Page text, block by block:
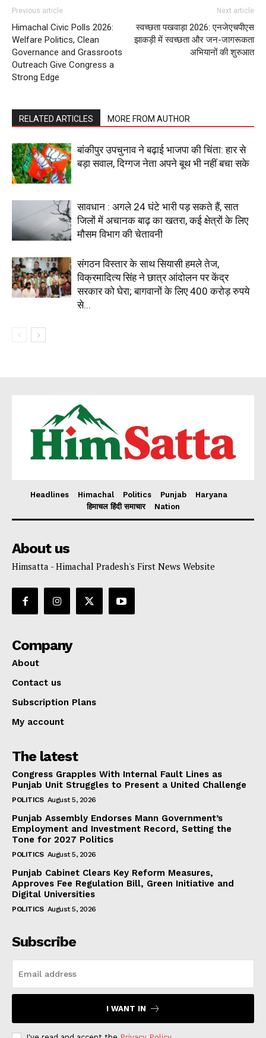
Previous article
Himachal Civic Polls 2026:
Welfare Politics, Clean
Governance and Grassroots
Outreach Give Congress a
Strong Edge
Next article
स्वच्छता पखवाड़ा 2026: एनजेएचपीएस
झाकड़ी में स्वच्छता और जन-जागरूकता
अभियानों की शुरुआत
RELATED ARTICLES MORE FROM AUTHOR
बांकीपुर उपचुनाव ने बढ़ाई भाजपा की चिंता: हार से
बड़ा सवाल, दिग्गज नेता अपने बूथ भी नहीं बचा सके
सावधान : अगले 24 घंटे भारी पड़ सकते हैं, सात
जिलों में अचानक बाढ़ का खतरा, कई क्षेत्रों के लिए
मौसम विभाग की चेतावनी
संगठन विस्तार के साथ सियासी हमले तेज,
विक्रमादित्य सिंह ने छात्र आंदोलन पर केंद्र
सरकार को घेरा; बागवानों के लिए 400 करोड़ रुपये
से...
Headlines Himachal Politics Punjab
Haryana
हिमाचल हिंदी समाचार
Nation
About us
Himsatta - Himachal Pradesh's First News Website
Company
About
Contact us
Subscription Plans
My account
The latest
Congress Grapples With Internal Fault Lines as
Punjab Unit Struggles to Present a United Challenge
POLITICS August 5, 2026
Punjab Assembly Endorses Mann Government’s
Employment and Investment Record, Setting the
Tone for 2027 Politics
POLITICS August 5, 2026
Punjab Cabinet Clears Key Reform Measures,
Approves Fee Regulation Bill, Green Initiative and
Digital Universities
POLITICS August 5, 2026
Subscribe
I WANT IN